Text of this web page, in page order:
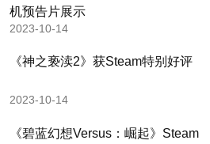
机预告片展示
2023-10-14
《神之亵渎2》获Steam特别好评
2023-10-14
《碧蓝幻想Versus：崛起》Steam